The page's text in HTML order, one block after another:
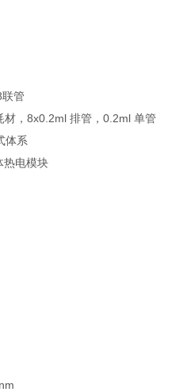
管
，8x0.2ml 排管，0.2ml 单管
体系
电模块